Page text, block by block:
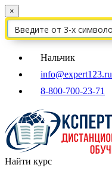
×
Нальчик
info@expert123.ru
8-800-700-23-71
Найти курс